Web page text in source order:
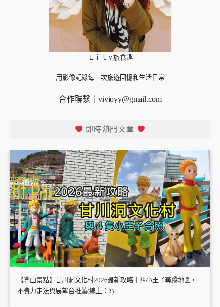
Ｌｉｌｙ旅食趣
用影像記錄每一次旅遊回憶和生活日常
合作聯繫｜ vivioyy@gmail.com
即時熱門文章
【釜山景點】甘川洞文化村2026最新攻略｜四小王子尋蹤地圖・
不費力走法與展望台推薦(線上：3)